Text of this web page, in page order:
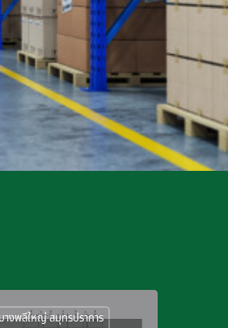
างพลีใหญ่ สมุทรปราการ